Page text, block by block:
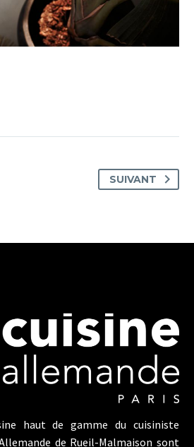
SUIVANT
haut de gamme du cuisiniste
de Rueil-Malmaison sont